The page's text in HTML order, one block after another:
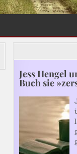
Jess Hengel
Buch sie